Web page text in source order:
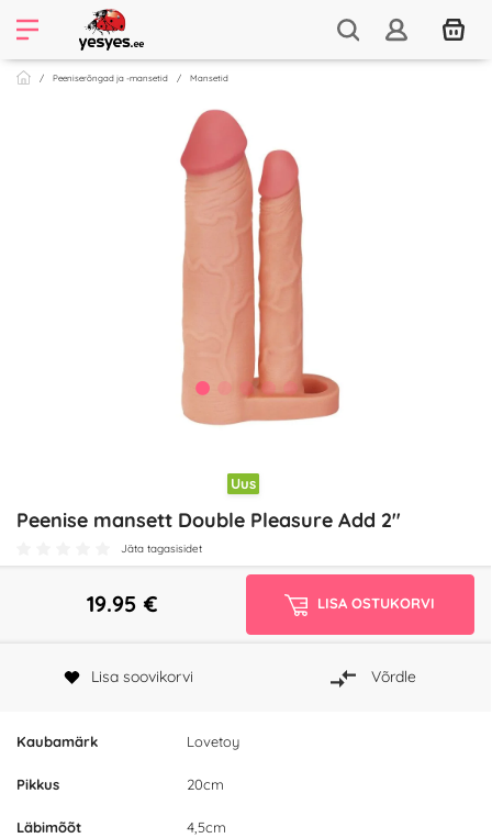
Peeniserõngad ja -mansetid Mansetid
Uus
Peenise mansett Double Pleasure Add 2"
Jäta tagasisidet
Kaubamärk Lovetoy
Pikkus 20cm
Läbimõõt 4,5cm
19.95 € LISA OSTUKORVI
Lisa soovikorvi Võrdle